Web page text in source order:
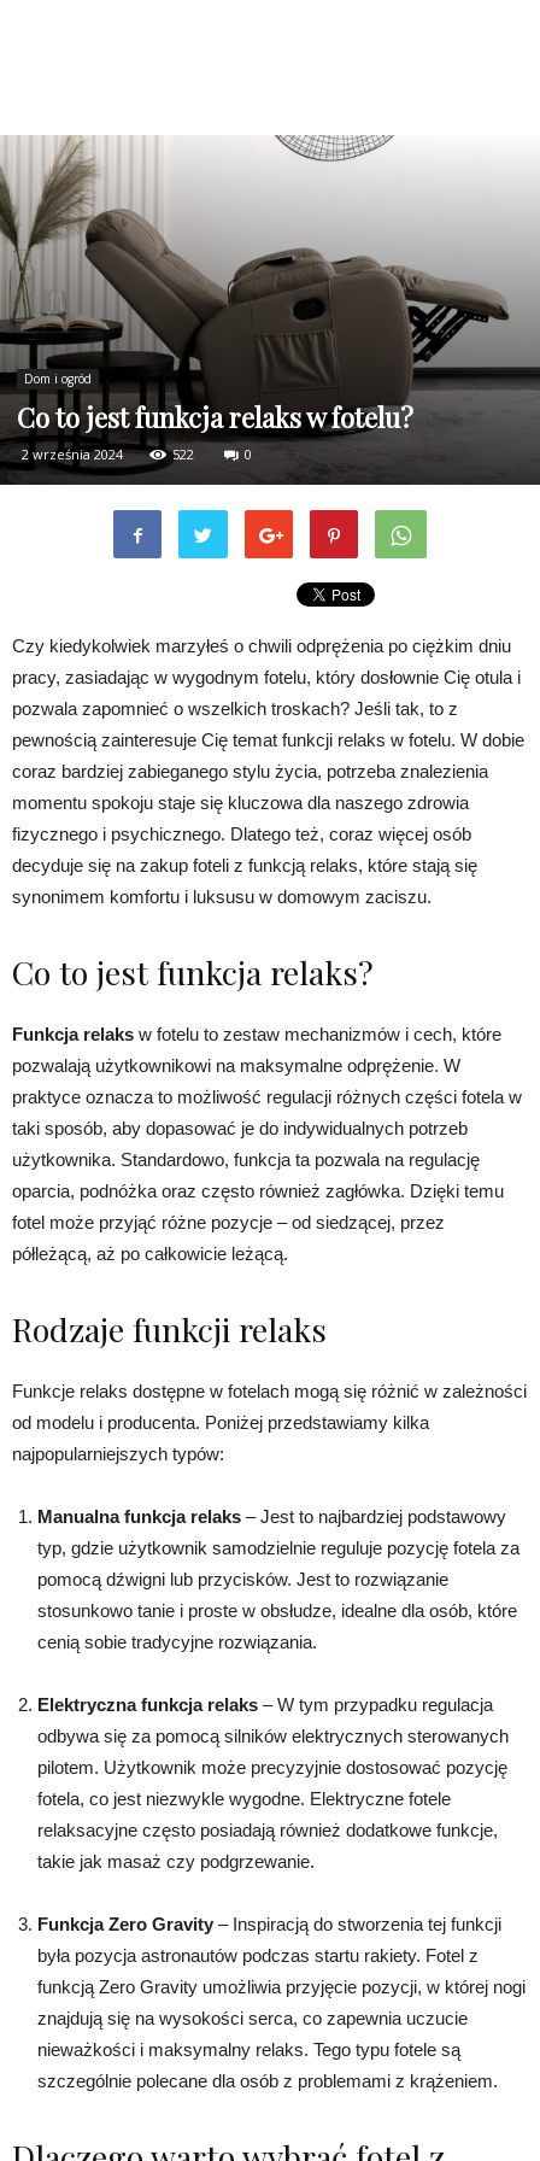
Dom i ogród
Co to jest funkcja relaks w fotelu?
2 września 2024 522 0
Czy kiedykolwiek marzyłeś o chwili odprężenia po ciężkim dniu
pracy, zasiadając w wygodnym fotelu, który dosłownie Cię otula i
pozwala zapomnieć o wszelkich troskach? Jeśli tak, to z
pewnością zainteresuje Cię temat funkcji relaks w fotelu. W dobie
coraz bardziej zabieganego stylu życia, potrzeba znalezienia
momentu spokoju staje się kluczowa dla naszego zdrowia
fizycznego i psychicznego. Dlatego też, coraz więcej osób
decyduje się na zakup foteli z funkcją relaks, które stają się
synonimem komfortu i luksusu w domowym zaciszu.
Co to jest funkcja relaks?
Funkcja relaks w fotelu to zestaw mechanizmów i cech, które
pozwalają użytkownikowi na maksymalne odprężenie. W
praktyce oznacza to możliwość regulacji różnych części fotela w
taki sposób, aby dopasować je do indywidualnych potrzeb
użytkownika. Standardowo, funkcja ta pozwala na regulację
oparcia, podnóżka oraz często również zagłówka. Dzięki temu
fotel może przyjąć różne pozycje – od siedzącej, przez
półleżącą, aż po całkowicie leżącą.
Rodzaje funkcji relaks
Funkcje relaks dostępne w fotelach mogą się różnić w zależności
od modelu i producenta. Poniżej przedstawiamy kilka
najpopularniejszych typów:
Manualna funkcja relaks – Jest to najbardziej podstawowy
typ, gdzie użytkownik samodzielnie reguluje pozycję fotela za
pomocą dźwigni lub przycisków. Jest to rozwiązanie
stosunkowo tanie i proste w obsłudze, idealne dla osób, które
cenią sobie tradycyjne rozwiązania.
Elektryczna funkcja relaks – W tym przypadku regulacja
odbywa się za pomocą silników elektrycznych sterowanych
pilotem. Użytkownik może precyzyjnie dostosować pozycję
fotela, co jest niezwykle wygodne. Elektryczne fotele
relaksacyjne często posiadają również dodatkowe funkcje,
takie jak masaż czy podgrzewanie.
Funkcja Zero Gravity – Inspiracją do stworzenia tej funkcji
była pozycja astronautów podczas startu rakiety. Fotel z
funkcją Zero Gravity umożliwia przyjęcie pozycji, w której nogi
znajdują się na wysokości serca, co zapewnia uczucie
nieważkości i maksymalny relaks. Tego typu fotele są
szczególnie polecane dla osób z problemami z krążeniem.